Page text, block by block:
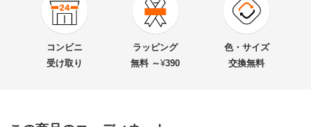
商品番号 900-1835-04
Les Belles Modes/ベル・モード リネン混 ブレード
コンビニ
受け取り
ラッピング
無料 ～¥390
色・サイズ
交換無料